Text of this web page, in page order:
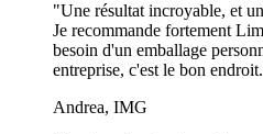
"Une résultat incroyable, et
Je recommande fortement
besoin d'un emballage
entreprise, c'est le bon
Andrea, IMG